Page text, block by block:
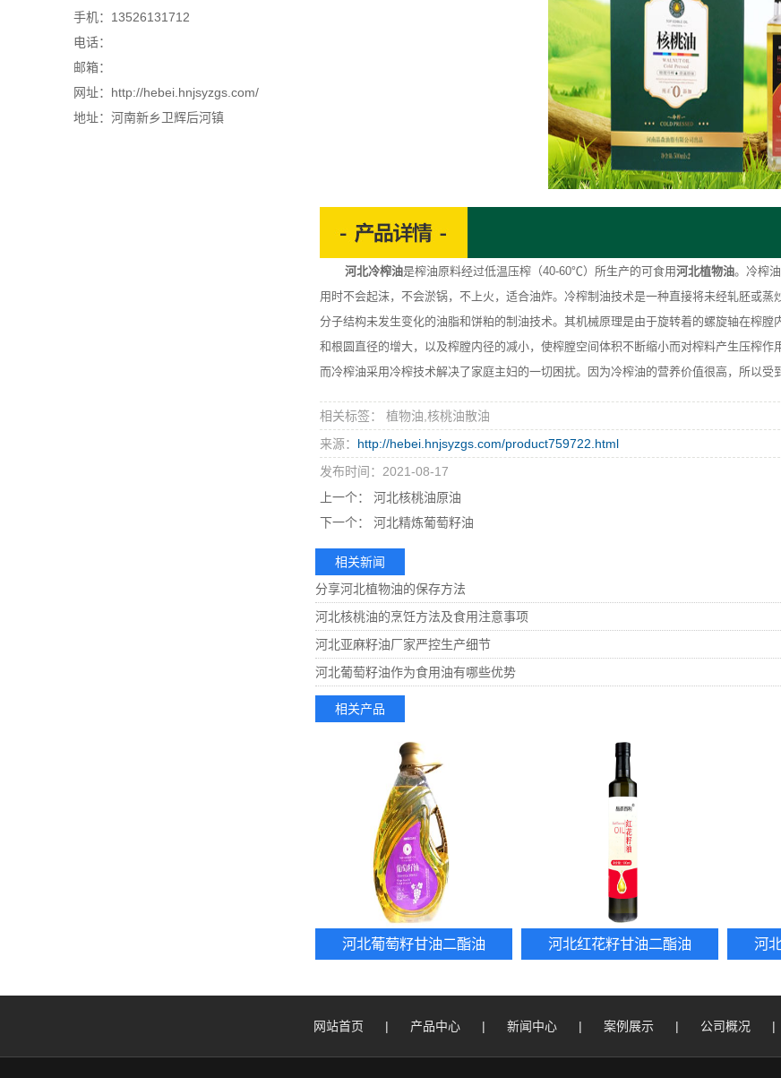
手机：13526131712
电话：
邮箱：
网址：http://hebei.hnjsyzgs.com/
地址：河南新乡卫辉后河镇
河北冷榨油是榨油原料经过低温压榨（40-60℃）所生产的可食用河北植物油。冷榨
用时不会起沫，不会淤锅，不上火，适合油炸。冷榨制油技术是一种直接将未经轧胚或蒸
分子结构未发生变化的油脂和饼粕的制油技术。其机械原理是由于旋转着的螺旋轴在榨
和根圆直径的增大，以及榨膛内径的减小，使榨膛空间体积不断缩小而对榨料产生压榨作
而冷榨油采用冷榨技术解决了家庭主妇的一切困扰。因为冷榨油的营养价值很高，所以受
相关标签： 植物油,核桃油散油
来源： http://hebei.hnjsyzgs.com/product759722.html
发布时间：2021-08-17
上一个：
河北核桃油原油
下一个：
河北精炼葡萄籽油
相关新闻
分享河北植物油的保存方法
河北核桃油的烹饪方法及食用注意事项
河北亚麻籽油厂家严控生产细节
河北葡萄籽油作为食用油有哪些优势
相关产品
河北葡萄籽甘油二酯油 河北红花籽甘油二酯油 河
网站首页 | 产品中心 | 新闻中心 | 案例展示 | 公司概况 |